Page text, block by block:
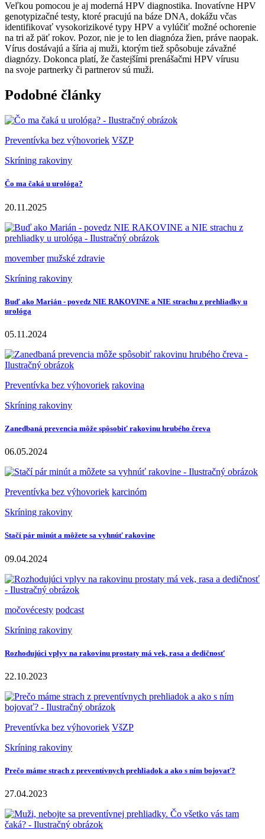
Veľkou pomocou je aj moderná HPV diagnostika. Inovatívne HPV
genotypizačné testy, ktoré pracujú na báze DNA, dokážu včas
identifikovať vysokorizikové typy HPV a vylúčiť možné ochorenie
na tri až päť rokov. Pozor, nie je to len diagnóza žien, práve naopak.
Vírus dostávajú a šíria aj muži, ktorým tiež spôsobuje závažné
diagnózy. Dokonca platí, že častejšími prenášačmi HPV vírusu
na svoje partnerky či partnerov sú muži.
Podobné články
Preventívka bez výhovoriek VšZP
Skríning rakoviny
Čo ma čaká u urológa?
20.11.2025
movember mužské zdravie
Skríning rakoviny
Buď ako Marián - povedz NIE RAKOVINE a NIE strachu z prehliadky u
urológa
05.11.2024
Preventívka bez výhovoriek rakovina
Skríning rakoviny
Zanedbaná prevencia môže spôsobiť rakovinu hrubého čreva
06.05.2024
Preventívka bez výhovoriek karcinóm
Skríning rakoviny
Stačí pár minút a môžete sa vyhnúť rakovine
09.04.2024
močovécesty podcast
Skríning rakoviny
Rozhodujúci vplyv na rakovinu prostaty má vek, rasa a dedičnosť
22.10.2023
Preventívka bez výhovoriek VšZP
Skríning rakoviny
Prečo máme strach z preventívnych prehliadok a ako s ním bojovať?
27.04.2023